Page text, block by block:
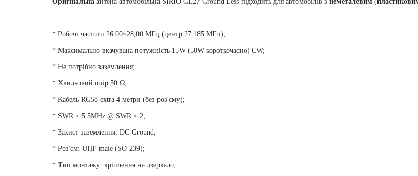
* Робочі частоти 26.00~28,00 MГц (центр 27.185 MГц);
* Максимально вкачувана потужність 15W (50W короткочасно) CW;
* Не потрібно заземлення;
* Хвильовий опір 50 Ω;
* Кабель RG58 extra 4 метри (без роз'єму);
* SWR ≥ 5.5MHz @ SWR ≤ 2;
* Захист заземлення: DC-Ground;
* Роз'єм: UHF-male (SO-239);
* Тип монтажу: кріплення на дзеркало;